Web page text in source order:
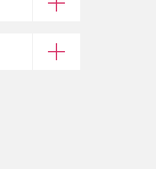
Open Enrollment
Open Application